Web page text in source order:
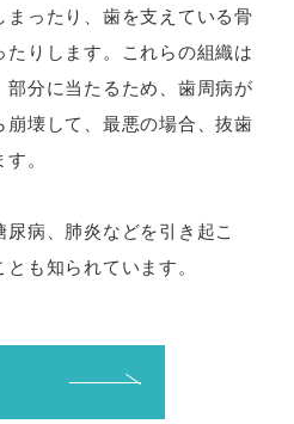
ったり、歯を支えている骨
たりします。これらの組織は
分に当たるため、歯周病が
壊して、最悪の場合、抜歯
。
病、肺炎などを引き起こ
も知られています。